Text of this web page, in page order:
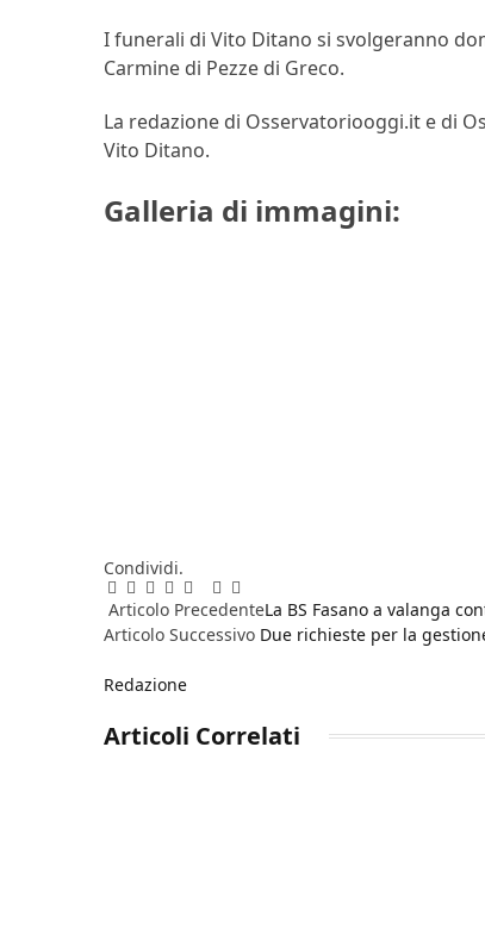
I funerali di Vito Ditano si svolgeranno
Carmine di Pezze di Greco.
La redazione di Osservatoriooggi.it e di
Vito Ditano.
Galleria di immagini:
Condividi.
Facebook
Twitter
Pinterest
LinkedIn
RedditWhatsApp
Telegram
Email
Articolo PrecedenteLa BS Fasano a valanga
Articolo Successivo Due richieste per la
Redazione
Articoli Correlati